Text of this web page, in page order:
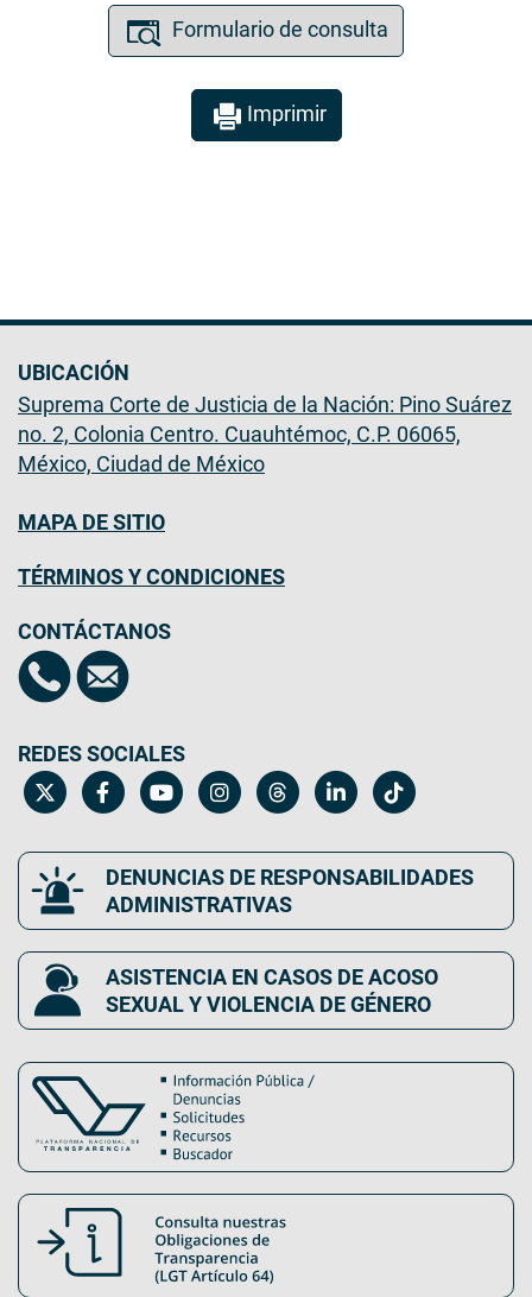
Formulario de consulta
Imprimir
UBICACIÓN
Suprema Corte de Justicia de la Nación: Pino Suárez
no. 2, Colonia Centro. Cuauhtémoc, C.P. 06065,
México, Ciudad de México
MAPA DE SITIO
TÉRMINOS Y CONDICIONES
CONTÁCTANOS
REDES SOCIALES
DENUNCIAS DE RESPONSABILIDADES
ADMINISTRATIVAS
ASISTENCIA EN CASOS DE ACOSO
SEXUAL Y VIOLENCIA DE GÉNERO